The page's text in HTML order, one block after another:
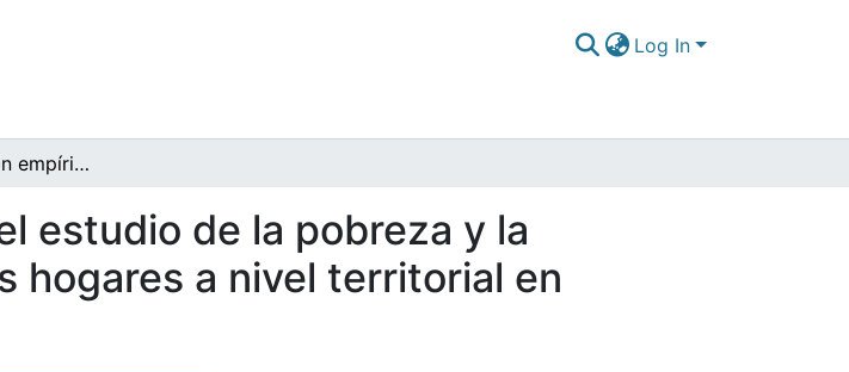
Log In
Una contribución empírica para el estudio de la pobreza y la concentración de ingresos de los hogares a nivel territorial en Colombia
estudio de la pobreza y la
hogares a nivel territorial en